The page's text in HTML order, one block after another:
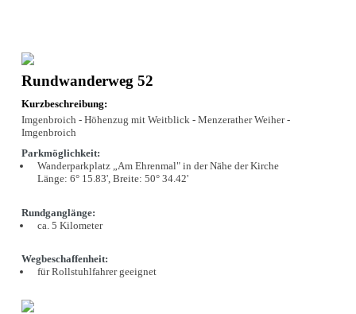
Rundwanderweg 52
Kurzbeschreibung:
Imgenbroich - Höhenzug mit Weitblick - Menzerather Weiher -
Imgenbroich
Parkmöglichkeit:
Wanderparkplatz „Am Ehrenmal" in der Nähe der Kirche
Länge: 6° 15.83', Breite: 50° 34.42'
Rundganglänge:
ca. 5 Kilometer
Wegbeschaffenheit:
für Rollstuhlfahrer geeignet